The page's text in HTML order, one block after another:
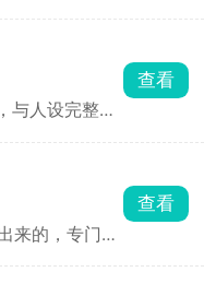
的走向，提交
统自动结算，
累个人战绩，
光能参与别人
与人设完整的
出选项，你的
人亲密度、故
同一个角色能
路可以回档重
查看
来的，专门看
查看